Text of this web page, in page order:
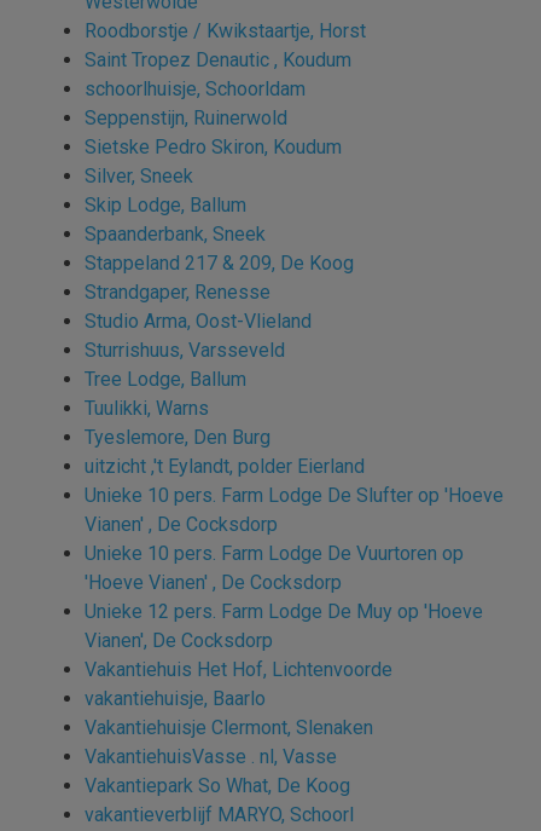
Roodborstje / Kwikstaartje, Horst
Saint Tropez Denautic , Koudum
schoorlhuisje, Schoorldam
Seppenstijn, Ruinerwold
Sietske Pedro Skiron, Koudum
Silver, Sneek
Skip Lodge, Ballum
Spaanderbank, Sneek
Stappeland 217 & 209, De Koog
Strandgaper, Renesse
Studio Arma, Oost-Vlieland
Sturrishuus, Varsseveld
Tree Lodge, Ballum
Tuulikki, Warns
Tyeslemore, Den Burg
uitzicht ,'t Eylandt, polder Eierland
Unieke 10 pers. Farm Lodge De Slufter op 'Hoeve
Vianen' , De Cocksdorp
Unieke 10 pers. Farm Lodge De Vuurtoren op
'Hoeve Vianen' , De Cocksdorp
Unieke 12 pers. Farm Lodge De Muy op 'Hoeve
Vianen', De Cocksdorp
Vakantiehuis Het Hof, Lichtenvoorde
vakantiehuisje, Baarlo
Vakantiehuisje Clermont, Slenaken
VakantiehuisVasse . nl, Vasse
Vakantiepark So What, De Koog
vakantieverblijf MARYO, Schoorl